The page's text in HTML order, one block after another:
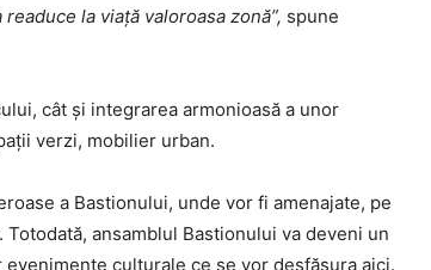
la viață valoroasa zonă”, spune
cât și integrarea armonioasă a unor
verzi, mobilier urban.
a Bastionului, unde vor fi amenajate, pe
ansamblul Bastionului va deveni un
culturale ce se vor desfășura aici.